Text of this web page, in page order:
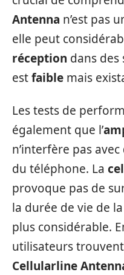
Antenna n’est pas
elle peut
réception dans
estfaible mais
Les tests de
également que l’
n’interfère pas
du téléphone. La
provoque pas de
la durée de vie de
plus considérable.
utilisateurs
Cellularline